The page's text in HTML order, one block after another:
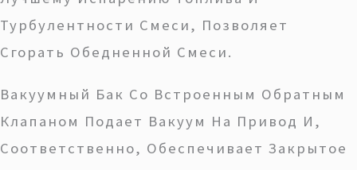
Турбулентности Смеси, Позволяет
Сгорать Обедненной Смеси.
Вакуумный Бак Со Встроенным Обратным
Клапаном Подает Вакуум На Привод И,
Соответственно, Обеспечивает Закрытое